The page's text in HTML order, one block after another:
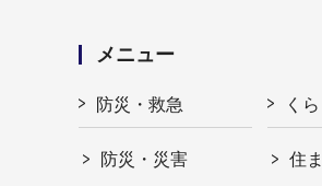
メニュー
防災・救急
防災・災害
く
住